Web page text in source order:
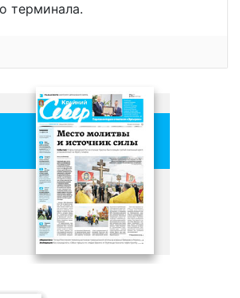
терминала.